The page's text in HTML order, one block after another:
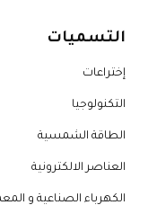
التسميات
إختراعات
التكنولوجيا
الطاقة الشمسية
العناصر الالكترونية
الكهرباء الصناعية و